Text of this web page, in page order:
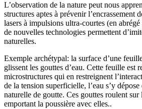
L’observation de la nature peut nous
structures aptes à prévenir l’encrassement
lasers à impulsions ultra-courtes (en
de nouvelles technologies permettent
naturelles.
Exemple archétypal: la surface d’une
glissent les gouttes d’eau. Cette feuille est
microstructures qui en restreignent
de la tension superficielle, l’eau s’y
naturelle de goutte. Ces gouttes roulent
emportant la poussière avec elles..